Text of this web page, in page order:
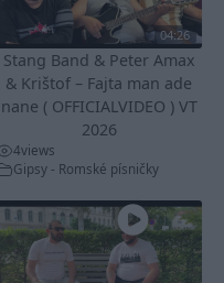
04:26
Stang Band & Peter Amax
& Krištof – Fajta man ade
nane ( OFFICIALVIDEO ) VT
2026
4views
Gipsy - Romské písničky